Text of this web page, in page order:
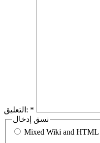
التعليق: *
نسق إدخال
Mixed Wiki and HTML